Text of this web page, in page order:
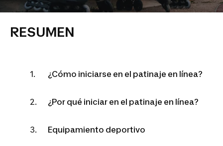
RESUMEN
¿Cómo iniciarse en el patinaje en línea?
¿Por qué iniciar en el patinaje en línea?
Equipamiento deportivo